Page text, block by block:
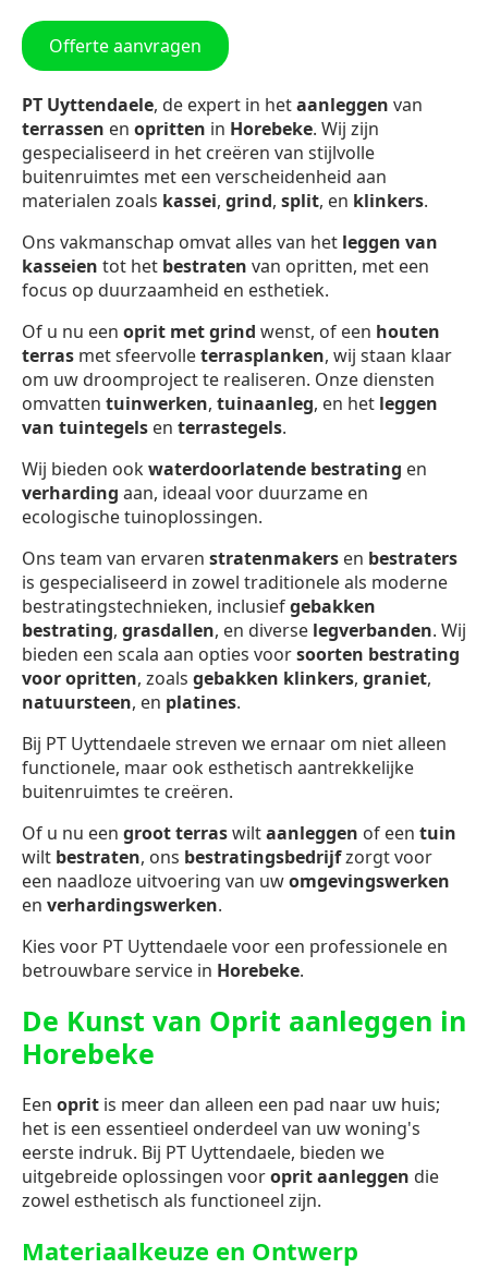
Offerte aanvragen
PT Uyttendaele, de expert in hetaanleggen van
terrassen en opritten in Horebeke. Wij zijn
gespecialiseerd in het creëren van stijlvolle
buitenruimtes met een verscheidenheid aan
materialen zoals kassei, grind, split, en klinkers.
Ons vakmanschap omvat alles van het leggen van
kasseien tot het bestraten van opritten, met een
focus op duurzaamheid en esthetiek.
Of u nu een oprit met grind wenst, of een houten
terras met sfeervolleterrasplanken, wij staan klaar
om uw droomproject te realiseren. Onze diensten
omvatten tuinwerken, tuinaanleg, en het leggen
van tuintegels en terrastegels.
Wij bieden ookwaterdoorlatende bestrating en
verharding aan, ideaal voor duurzame en
ecologische tuinoplossingen.
Ons team van ervaren stratenmakers en bestraters
is gespecialiseerd in zowel traditionele als moderne
bestratingstechnieken, inclusiefgebakken
bestrating, grasdallen, en diverse legverbanden. Wij
bieden een scala aan opties voorsoorten bestrating
voor opritten, zoals gebakken klinkers, graniet,
natuursteen, en platines.
Bij PT Uyttendaele streven we ernaar om niet alleen
functionele, maar ook esthetisch aantrekkelijke
buitenruimtes te creëren.
Of u nu een groot terraswiltaanleggen of een tuin
wilt bestraten, ons bestratingsbedrijfzorgt voor
een naadloze uitvoering van uwomgevingswerken
en verhardingswerken.
Kies voor PT Uyttendaele voor een professionele en
betrouwbare service in Horebeke.
De Kunst van Oprit aanleggen in
Horebeke
Een oprit is meer dan alleen een pad naar uw huis;
het is een essentieel onderdeel van uw woning's
eerste indruk. Bij PT Uyttendaele, bieden we
uitgebreide oplossingen vooroprit aanleggen die
zowel esthetisch als functioneel zijn.
Materiaalkeuze en Ontwerp